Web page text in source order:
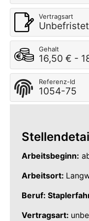
Vertragsart
Unbefristet
Gehalt
16,50 € -
Referenz-Id
1054-75
Arbeitsbeginn:
Arbeitsort:
Beruf:
Vertragsart: